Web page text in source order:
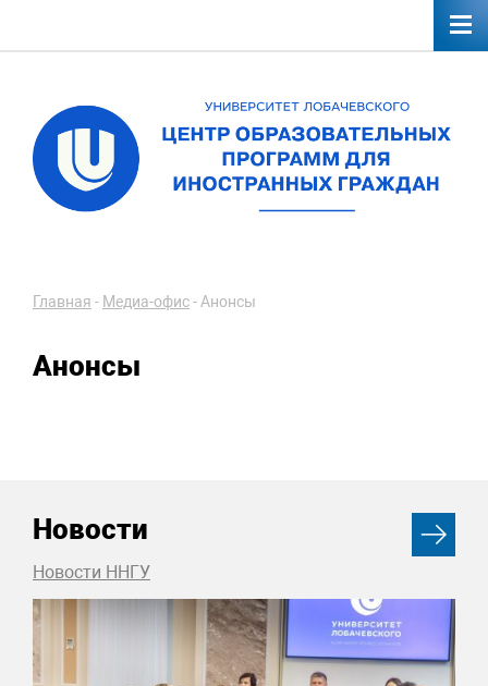
Главная - Медиа-офис-Анонсы
Анонсы
Новости
Новости ННГУ